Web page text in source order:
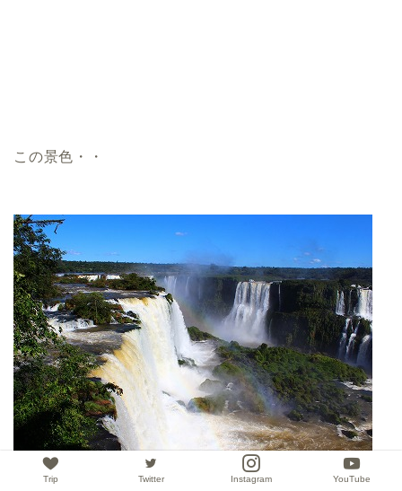
この景色・・
Trip Twitter Instagram YouTube